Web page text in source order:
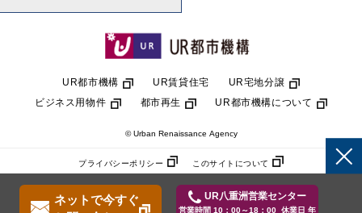
ネットで今すぐ
UR八重洲営業センター
営業時間 10：00～18：00 休業日 年
UR都市機構 UR賃貸住宅
UR宅地分譲
ビジネス用物件
都市再生 UR都市機構について
© Urban Renaissance Agency
プライバシーポリシー このサイトについて